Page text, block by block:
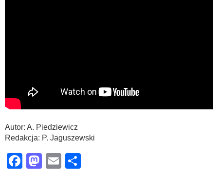
Autor: A. Piedziewicz
Redakcja: P. Jaguszewski
Facebook
Mastodon
Email